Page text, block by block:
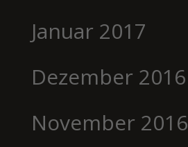
Januar 2017
Dezember 2016
November 2016